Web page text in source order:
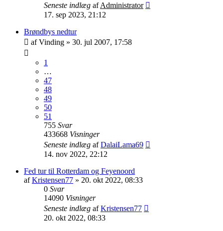
Seneste indlæg afAdministrator
17. sep 2023, 21:12
Brøndbys nedtur
afVinding » 30. jul 2007, 17:58
1
…
47
48
49
50
51
755 Svar
433668 Visninger
Seneste indlæg afDalaiLama69
14. nov 2022, 22:12
Fed tur til Rotterdam og Feyenoord
afKristensen77 » 20. okt 2022, 08:33
0 Svar
14090 Visninger
Seneste indlæg afKristensen77
20. okt 2022, 08:33